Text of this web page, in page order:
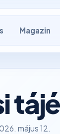
Magazin
május 12.